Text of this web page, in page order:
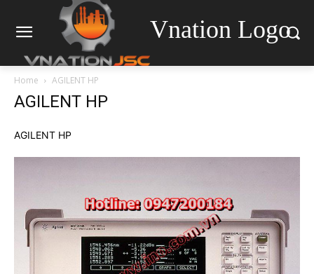
Vnation Logo
Home AGILENT HP
AGILENT HP
AGILENT HP